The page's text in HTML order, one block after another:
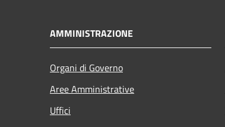
AMMINISTRAZIONE
Organi di Governo
Aree Amministrative
Uffici